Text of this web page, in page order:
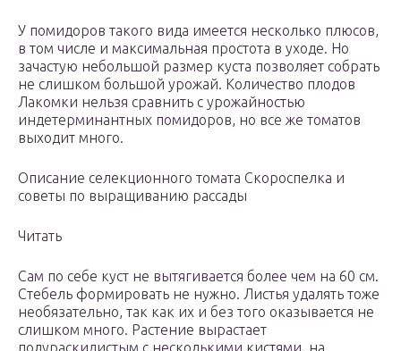
У помидоров такого вида имеется несколько плюсов,
в том числе и максимальная простота в уходе. Но
зачастую небольшой размер куста позволяет собрать
не слишком большой урожай. Количество плодов
Лакомки нельзя сравнить с урожайностью
индетерминантных помидоров, но все же томатов
выходит много.
Описание селекционного томата Скороспелка и
советы по выращиванию рассады
Читать
Сам по себе куст не вытягивается более чем на 60 см.
Стебель формировать не нужно. Листья удалять тоже
необязательно, так как их и без того оказывается не
слишком много. Растение вырастает
полураскидистым с несколькими кистями, на